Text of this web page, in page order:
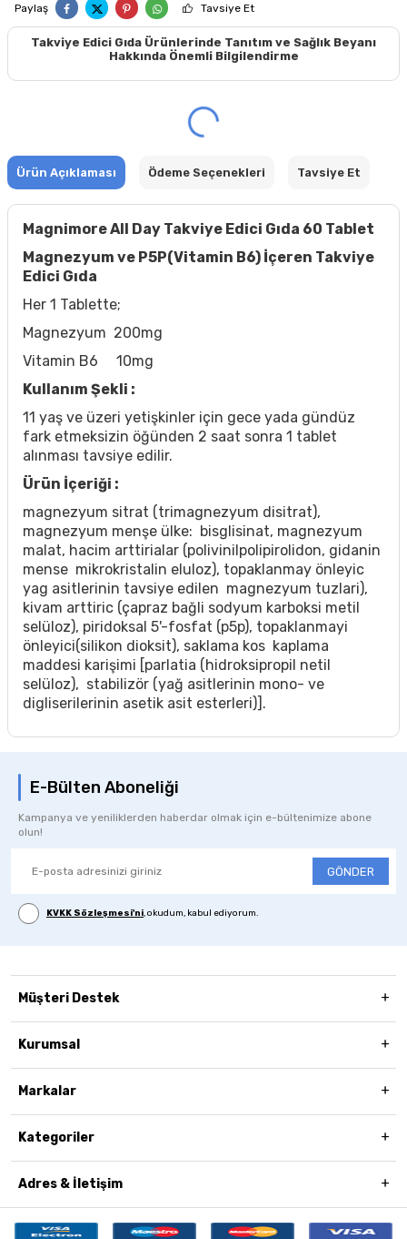
Paylaş Tavsiye Et
Takviye Edici Gıda Ürünlerinde Tanıtım ve Sağlık Beyanı
Hakkında Önemli Bilgilendirme
Ürün Açıklaması Ödeme Seçenekleri Tavsiye Et
Magnimore All Day Takviye Edici Gıda 60 Tablet
Magnezyum ve P5P(Vitamin B6) İçeren Takviye
Edici Gıda
Her 1 Tablette;
Magnezyum 200mg
Vitamin B6 10mg
Kullanım Şekli :
11 yaş ve üzeri yetişkinler için gece yada gündüz
fark etmeksizin öğünden 2 saat sonra 1 tablet
alınması tavsiye edilir.
Ürün İçeriği :
magnezyum sitrat (trimagnezyum disitrat),
magnezyum menşe ülke: bisglisinat, magnezyum
malat, hacim arttirialar (polivinilpolipirolidon, gidanin
mense mikrokristalin eluloz), topaklanmay önleyic
yag asitlerinin tavsiye edilen magnezyum tuzlari),
kivam arttiric (çapraz bağli sodyum karboksi metil
selüloz), piridoksal 5'-fosfat (p5p), topaklanmayi
önleyici(silikon dioksit), saklama kos kaplama
maddesi karişimi [parlatia (hidroksipropil netil
selüloz), stabilizör (yağ asitlerinin mono- ve
digliserilerinin asetik asit esterleri)].
E-Bülten Aboneliği
Kampanya ve yeniliklerden haberdar olmak için e-bültenimize abone
olun!
GÖNDER
KVKK Sözleşmesi'ni, okudum, kabul ediyorum.
Müşteri Destek
Kurumsal
Markalar
Kategoriler
Adres & İletişim